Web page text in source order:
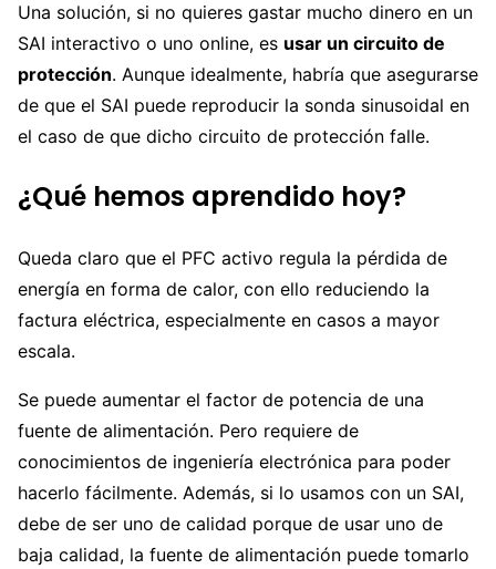
Una solución, si no quieres gastar mucho dinero en un
SAI interactivo o uno online, es usar un circuito de
protección. Aunque idealmente, habría que asegurarse
de que el SAI puede reproducir la sonda sinusoidal en
el caso de que dicho circuito de protección falle.
¿Qué hemos aprendido hoy?
Queda claro que el PFC activo regula la pérdida de
energía en forma de calor, con ello reduciendo la
factura eléctrica, especialmente en casos a mayor
escala.
Se puede aumentar el factor de potencia de una
fuente de alimentación. Pero requiere de
conocimientos de ingeniería electrónica para poder
hacerlo fácilmente. Además, si lo usamos con un SAI,
debe de ser uno de calidad porque de usar uno de
baja calidad, la fuente de alimentación puede tomarlo